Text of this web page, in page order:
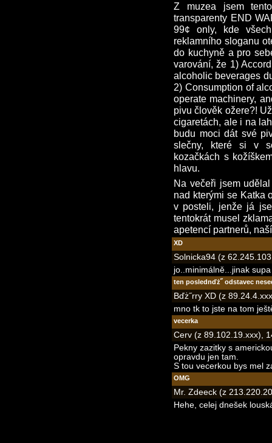
Z muzea jsem
transparenty END
99¢ only, kde
reklamního sloganu
do kuchyně a pro
varování, že 1)
alcoholic beverages
2) Consumption of
operate machinery,
pivu člověk ožere?!
cigaretách, ale i na
budu moci dát své
slečny, které si v
kozačkách s
hlavu.
Na večeři jsem
nad kterými se Katka
v posteli, jenže já
tentokrát musel
apetencí partnerů,
XD
Solnicka94 (z
jo..minimálně...jinak
ten poslednďż˝ odstavec
Bďż˝rry XD (z
mno tk to jste na tom
vecerka
Cerv (z 89.102.19.xxx),
Pekny zazitky s
opravdu jen tam.
S tou vecerkou bys mel
OMG
Mr. Zdeeck (z
Hehe, celej dnešek